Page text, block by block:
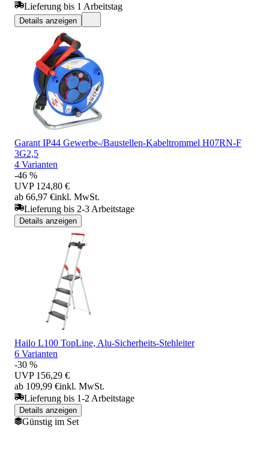
Lieferung bis 1 Arbeitstag
Details anzeigen
Garant IP44 Gewerbe-/Baustellen-Kabeltrommel H07RN-F
3G2,5
4 Varianten
-46 %
UVP 124,80 €
ab 66,97 €inkl. MwSt.
Lieferung bis 2-3 Arbeitstage
Details anzeigen
Hailo L100 TopLine, Alu-Sicherheits-Stehleiter
6 Varianten
-30 %
UVP 156,29 €
ab 109,99 €inkl. MwSt.
Lieferung bis 1-2 Arbeitstage
Details anzeigen
Günstig im Set